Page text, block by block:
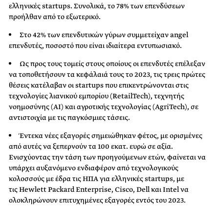
ελληνικές startups. Συνολικά, το 78% των επενδύσεων
προήλθαν από το εξωτερικό.
Στο 42% των επενδυτικών γύρων συμμετείχαν angel
επενδυτές, ποσοστό που είναι ιδιαίτερα εντυπωσιακό.
Ως προς τους τομείς στους οποίους οι επενδυτές επέλεξαν
να τοποθετήσουν τα κεφάλαιά τους το 2023, τις τρεις πρώτες
θέσεις κατέλαβαν οι startups που επικεντρώνονται στις
τεχνολογίες λιανικού εμπορίου (RetailTech), τεχνητής
νοημοσύνης (AI) και αγροτικής τεχνολογίας (AgriTech), σε
αντιστοιχία με τις παγκόσμιες τάσεις.
Έντεκα νέες εξαγορές σημειώθηκαν φέτος, με ορισμένες
από αυτές να ξεπερνούν τα 100 εκατ. ευρώ σε αξία.
Ενισχύοντας την τάση των προηγούμενων ετών, φαίνεται να
υπάρχει αυξανόμενο ενδιαφέρον από τεχνολογικούς
κολοσσούς με έδρα τις ΗΠΑ για ελληνικές startups, με
τις Hewlett Packard Enterprise, Cisco, Dell και Intel να
ολοκληρώνουν επιτυχημένες εξαγορές εντός του 2023.